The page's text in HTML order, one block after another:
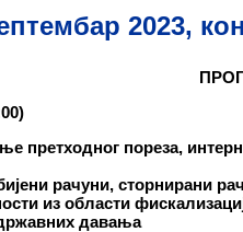
2023,
претходног пореза,
рачуни, сторнирани
из области
давања